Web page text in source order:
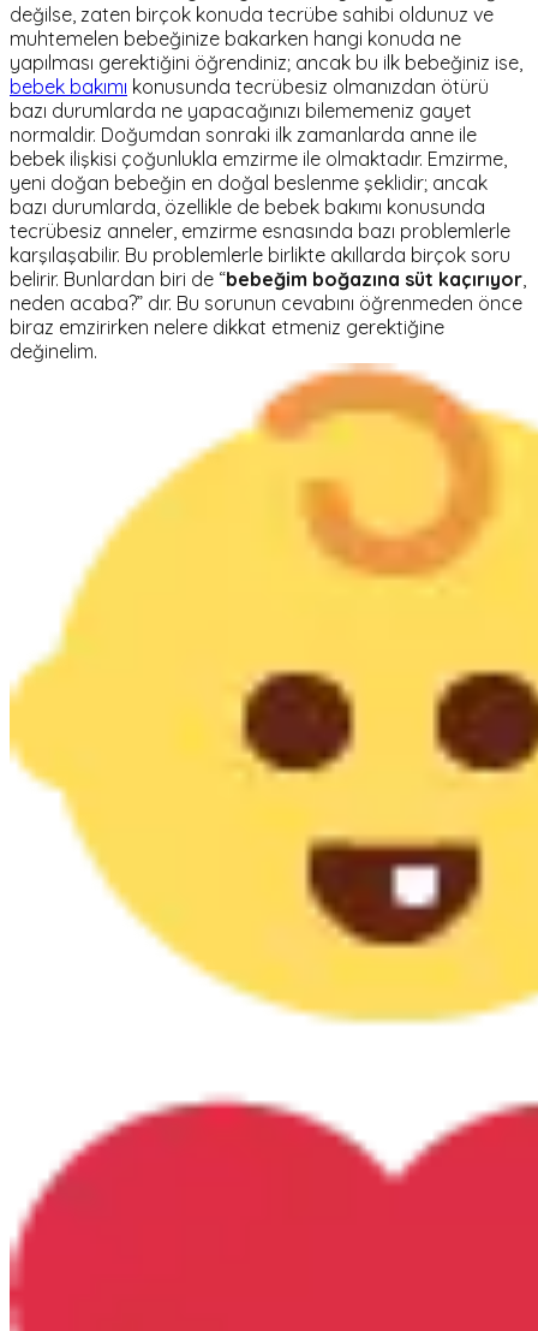
değilse, zaten birçok konuda tecrübe sahibi oldunuz ve
muhtemelen bebeğinize bakarken hangi konuda ne
yapılması gerektiğini öğrendiniz; ancak bu ilk bebeğiniz ise,
bebek bakımı konusunda tecrübesiz olmanızdan ötürü
bazı durumlarda ne yapacağınızı bilememeniz gayet
normaldir. Doğumdan sonraki ilk zamanlarda anne ile
bebek ilişkisi çoğunlukla emzirme ile olmaktadır. Emzirme,
yeni doğan bebeğin en doğal beslenme şeklidir; ancak
bazı durumlarda, özellikle de bebek bakımı konusunda
tecrübesiz anneler, emzirme esnasında bazı problemlerle
karşılaşabilir. Bu problemlerle birlikte akıllarda birçok soru
belirir. Bunlardan biri de “bebeğim boğazına süt kaçırıyor
neden acaba?” dır. Bu sorunun cevabını öğrenmeden önce
biraz emzirirken nelere dikkat etmeniz gerektiğine
değinelim.